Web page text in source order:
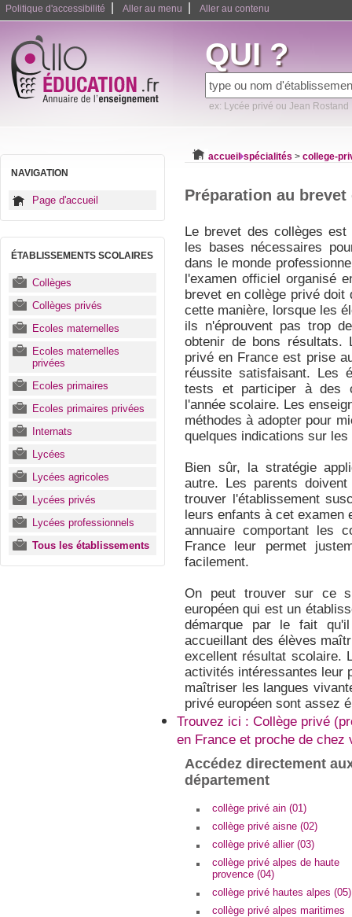
Politique d'accessibilité Aller au menu Aller au contenu
QUI ?
ex: Lycée privé ou Jean Rostand
NAVIGATION
Page d'accueil
ÉTABLISSEMENTS SCOLAIRES
Collèges
Collèges privés
Ecoles maternelles
Ecoles maternelles
privées
Ecoles primaires
Ecoles primaires privées
Internats
Lycées
Lycées agricoles
Lycées privés
Lycées professionnels
Tous les établissements
accueil spécialités > college-
Préparation au
Le brevet des collèges
les bases nécessaires
dans le monde
l'examen officiel organisé
brevet en collège privé
cette manière, lorsque les
ils n'éprouvent pas trop
obtenir de bons résultats.
privé en France est prise
réussite satisfaisant. Les
tests et participer à des
l'année scolaire. Les
méthodes à adopter pour
quelques indications sur
Bien sûr, la stratégie
autre. Les parents
trouver l'établissement
leurs enfants à cet examen
annuaire comportant les
France leur permet
facilement.
On peut trouver sur ce
européen qui est un
démarque par le fait
accueillant des élèves
excellent résultat scolaire.
activités intéressantes leur
maîtriser les langues
privé européen sont assez
Trouvez ici : Collège privé
en France et proche de chez
Accédez directement
département
collège privé ain (01)
collège privé aisne (02)
collège privé allier (03)
collège privé alpes de haute
provence (04)
collège privé hautes alpes (05)
collège privé alpes maritimes